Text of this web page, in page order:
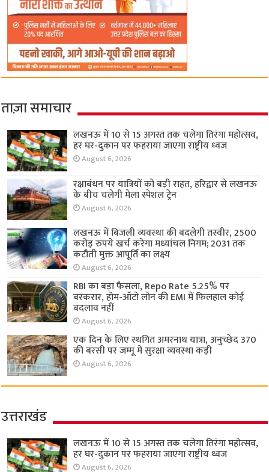
ताज़ा समाचार
लखनऊ में 10 से 15 अगस्त तक चलेगा तिरंगा महोत्सव,
हर घर-दुकान पर फहराया जाएगा राष्ट्रीय ध्वज
August 6, 2026
रक्षाबंधन पर यात्रियों को बड़ी राहत, हरिद्वार से लखनऊ
के बीच चलेगी मेला स्पेशल ट्रेन
August 6, 2026
लखनऊ में बिजली व्यवस्था की बदलेगी तस्वीर, 2500
करोड़ रुपये खर्च करेगा मध्यांचल निगम; 2031 तक
कटौती मुक्त आपूर्ति का लक्ष्य
August 6, 2026
RBI का बड़ा फैसला, Repo Rate 5.25% पर
बरकरार, होम-ऑटो लोन की EMI में फिलहाल कोई
बदलाव नहीं
August 6, 2026
एक दिन के लिए स्थगित अमरनाथ यात्रा, अनुच्छेद 370
की बरसी पर जम्मू में सुरक्षा व्यवस्था कड़ी
August 6, 2026
उत्तराखंड
लखनऊ में 10 से 15 अगस्त तक चलेगा तिरंगा महोत्सव,
हर घर-दुकान पर फहराया जाएगा राष्ट्रीय ध्वज
August 6, 2026